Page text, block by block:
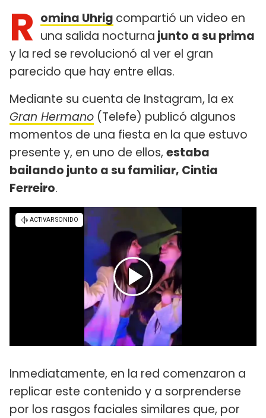
R omina Uhrig compartió un video en
una salida nocturna junto a su prima
y la red se revolucionó al ver el gran
parecido que hay entre ellas.
Mediante su cuenta de Instagram, la ex
Gran Hermano (Telefe) publicó algunos
momentos de una fiesta en la que estuvo
presente y, en uno de ellos, estaba
bailando junto a su familiar, Cintia
Ferreiro.
Inmediatamente, en la red comenzaron a
replicar este contenido y a sorprenderse
por los rasgos faciales similares que, por